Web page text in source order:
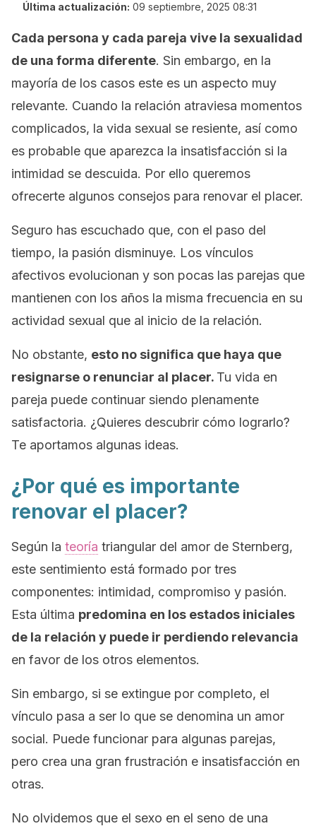
Última actualización: 09 septiembre, 2025 08:31
Cada persona y cada pareja vive la sexualidad
de una forma diferente. Sin embargo, en la
mayoría de los casos este es un aspecto muy
relevante. Cuando la relación atraviesa momentos
complicados, la vida sexual se resiente, así como
es probable que aparezca la insatisfacción si la
intimidad se descuida. Por ello queremos
ofrecerte algunos consejos para renovar el placer.
Seguro has escuchado que, con el paso del
tiempo, la pasión disminuye. Los vínculos
afectivos evolucionan y son pocas las parejas que
mantienen con los años la misma frecuencia en su
actividad sexual que al inicio de la relación.
No obstante, esto no significa que haya que
resignarse o renunciar al placer. Tu vida en
pareja puede continuar siendo plenamente
satisfactoria. ¿Quieres descubrir cómo lograrlo?
Te aportamos algunas ideas.
¿Por qué es importante
renovar el placer?
Según la teoría triangular del amor de Sternberg,
este sentimiento está formado por tres
componentes: intimidad, compromiso y pasión.
Esta última predomina en los estados iniciales
de la relación y puede ir perdiendo relevancia
en favor de los otros elementos.
Sin embargo, si se extingue por completo, el
vínculo pasa a ser lo que se denomina un amor
social. Puede funcionar para algunas parejas,
pero crea una gran frustración e insatisfacción en
otras.
No olvidemos que el sexo en el seno de una